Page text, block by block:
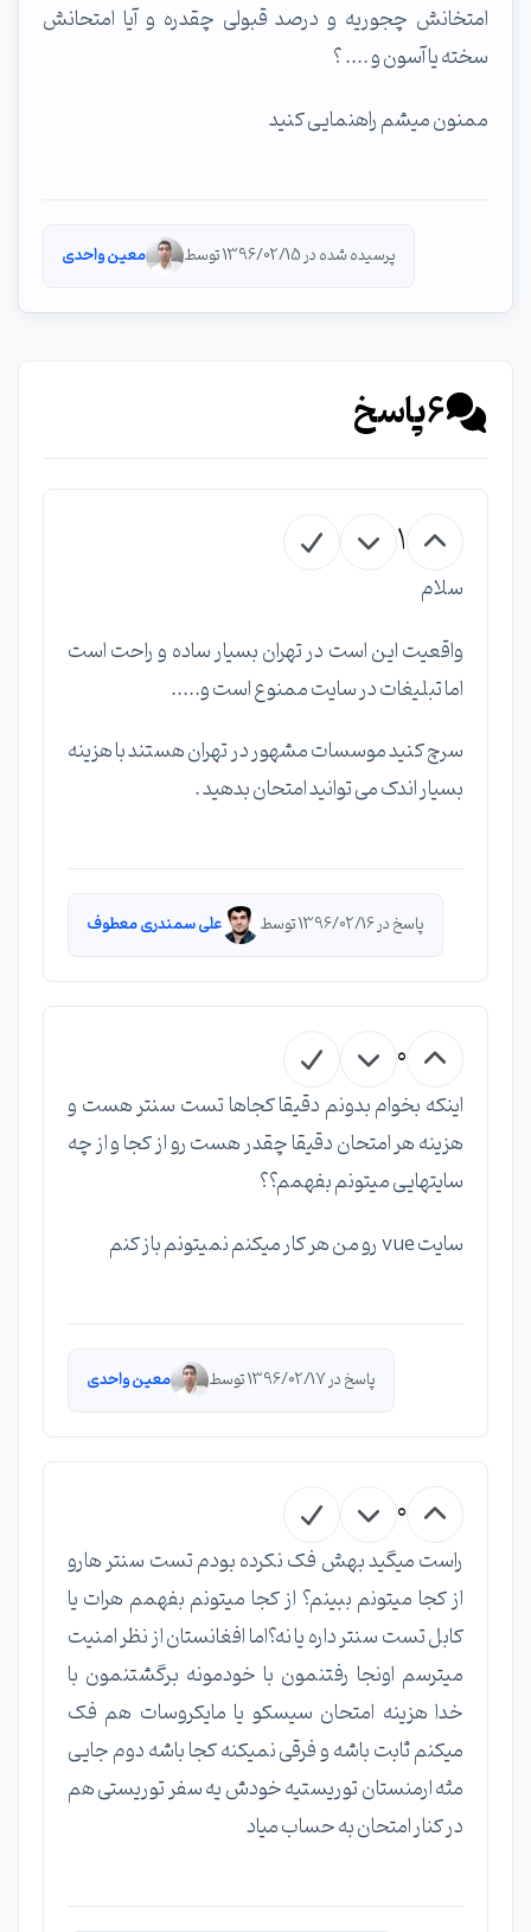
امتخانش چجوریه و درصد قبولی چقدره و آیا امتحانش
سخته یا آسون و .... ؟
ممنون میشم راهنمایی کنید
پرسیده شده در 1396/02/15 توسط معین واحدی
6پاسخ
1
سلام
واقعیت این است در تهران بسیار ساده و راحت است
اما تبلیغات در سایت ممنوع است و.....
سرچ کنید موسسات مشهور در تهران هستند با هزینه
بسیار اندک می توانید امتحان بدهید .
پاسخ در 1396/02/16 توسط علی سمندری معطوف
0
اینکه بخوام بدونم دقیقا کجاها تست سنتر هست و
هزینه هر امتحان دقیقا چقدر هست رو از کجا و از چه
سایتهایی میتونم بفهمم؟؟
سایت vue رو من هر کار میکنم نمیتونم باز کنم
پاسخ در 1396/02/17 توسط معین واحدی
0
راست میگید بهش فک نکرده بودم تست سنتر هارو
از کجا میتونم ببینم؟ از کجا میتونم بفهمم هرات یا
کابل تست سنتر داره یا نه؟اما افغانستان از نظر امنیت
میترسم اونجا رفتنمون با خودمونه برگشتنمون با
خدا هزینه امتحان سیسکو یا مایکروسات هم فک
میکنم ثابت باشه و فرقی نمیکنه کجا باشه دوم جایی
مثه ارمنستان توریستیه خودش یه سفر توریستی هم
در کنار امتحان به حساب میاد